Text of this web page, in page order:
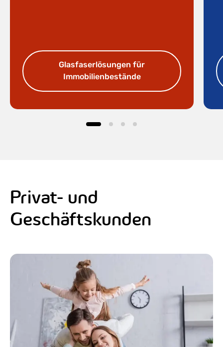
Glasfaserlösungen für
Immobilienbestände
Privat- und
Geschäftskunden